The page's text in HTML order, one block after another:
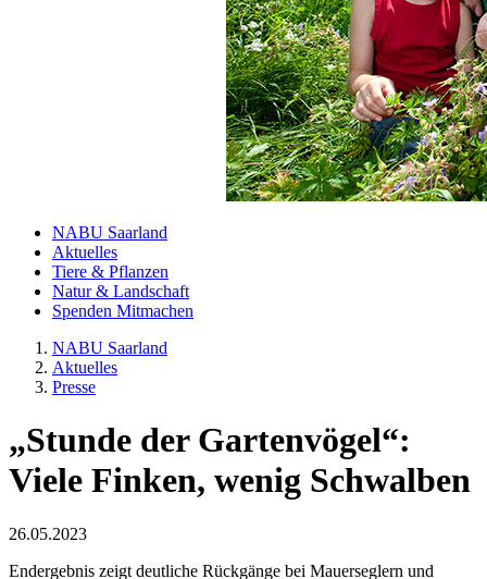
NABU Saarland
Aktuelles
Tiere & Pflanzen
Natur & Landschaft
Spenden Mitmachen
NABU Saarland
Aktuelles
Presse
„Stunde der Gartenvögel“:
Viele Finken, wenig Schwalben
26.05.2023
Endergebnis zeigt deutliche Rückgänge bei Mauerseglern und